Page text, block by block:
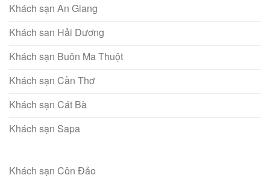
Khách sạn An Giang
Khách san Hải Dương
Khách sạn Buôn Ma Thuột
Khách sạn Cần Thơ
Khách sạn Cát Bà
Khách sạn Sapa
Khách sạn Côn Đảo